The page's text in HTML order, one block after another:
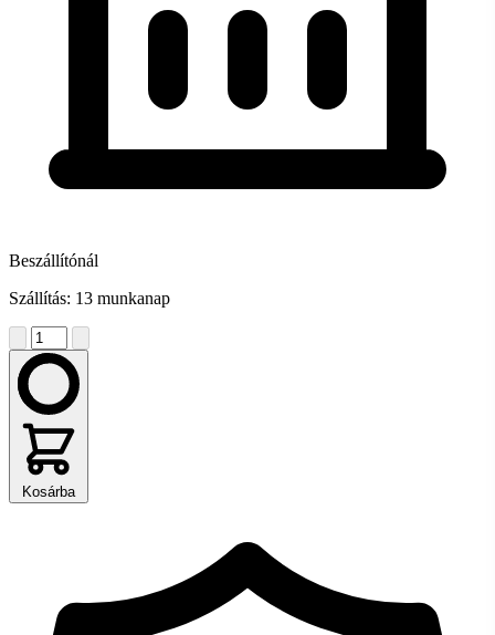
Beszállítónál
Szállítás: 13 munkanap
Kosárba